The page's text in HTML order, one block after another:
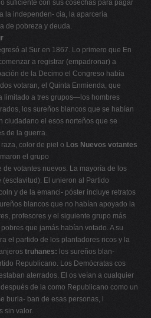
suficiente con sus cosechas para pagar
la independen- cia, la aparcería
de pobreza y deuda.
al Sur en 1867. Lo primero que En
a registrar (empadronar) a
de la Decimo el Congreso había
votaran, el Quinta Enmienda, que
limitado a tres grupos—los hombres
los sureños blancos que se habían
ciudadano el esos norteños que se
de la guerra.
color de piel o Los Nuevos votantes
el grupo
votantes nuevos. La mayoría de los
El unieron al Partido
y de la emanci- póster incluye retratos
blancos que no habían apoyado la
profesores y el siguiente grupo más
que jamás habían votado. A su
el partido de los plantadores ricos y la
truhanes: los sureños blan-
Republicano. Los Demócratas cos
aterrados. El os veían a cualquier
de la como Republicano como un
burla- ban de esas personas, l
sin valor.